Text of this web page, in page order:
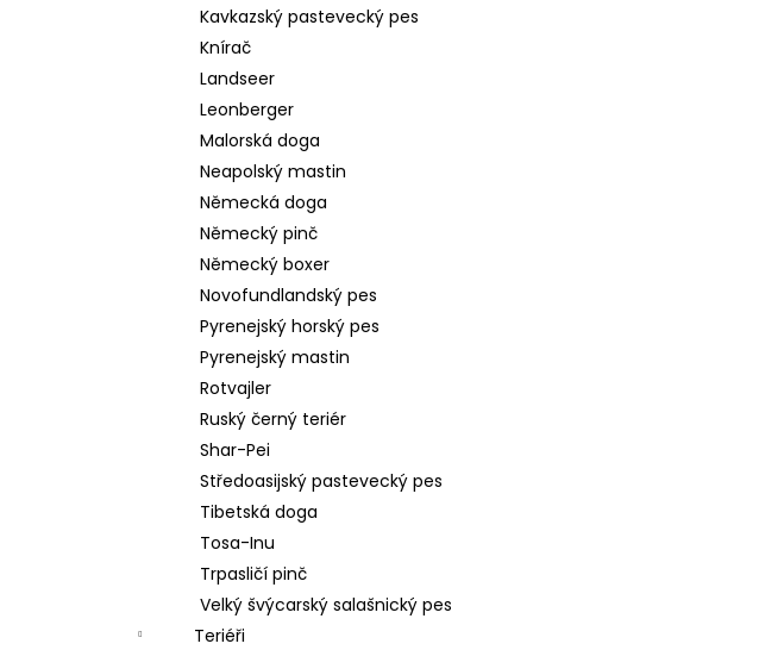
Kavkazský pastevecký pes
Knírač
Landseer
Leonberger
Malorská doga
Neapolský mastin
Německá doga
Německý pinč
Německý boxer
Novofundlandský pes
Pyrenejský horský pes
Pyrenejský mastin
Rotvajler
Ruský černý teriér
Shar-Pei
Středoasijský pastevecký pes
Tibetská doga
Tosa-Inu
Trpasličí pinč
Velký švýcarský salašnický pes
Teriéři